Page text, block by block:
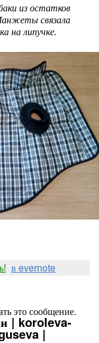
из остатков
связала
на липучке.
в evernote
это сообщение.
| koroleva-
|